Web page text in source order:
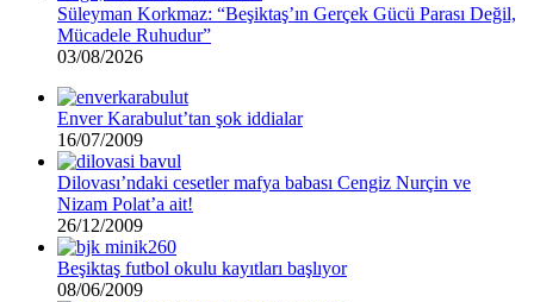
Süleyman Korkmaz: “Beşiktaş’ın Gerçek Gücü Parası Değil,
Mücadele Ruhudur”
03/08/2026
Enver Karabulut’tan şok iddialar
16/07/2009
Dilovası’ndaki cesetler mafya babası Cengiz Nurçin ve
Nizam Polat’a ait!
26/12/2009
Beşiktaş futbol okulu kayıtları başlıyor
08/06/2009